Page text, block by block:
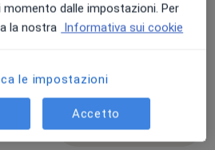
Prenota una visita
dalle impostazioni. Per
la nostra Informativa sui cookie
le impostazioni
Accetto